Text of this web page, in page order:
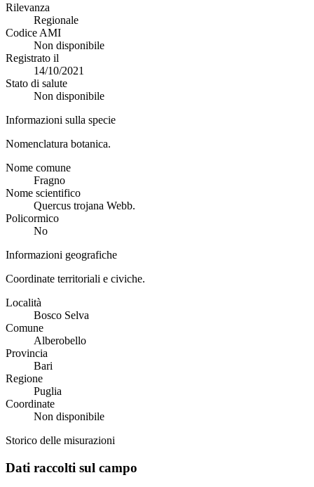
Rilevanza
Regionale
Codice AMI
Non disponibile
Registrato il
14/10/2021
Stato di salute
Non disponibile
Informazioni sulla specie
Nomenclatura botanica.
Nome comune
Fragno
Nome scientifico
Quercus trojana Webb.
Policormico
No
Informazioni geografiche
Coordinate territoriali e civiche.
Località
Bosco Selva
Comune
Alberobello
Provincia
Bari
Regione
Puglia
Coordinate
Non disponibile
Storico delle misurazioni
Dati raccolti sul campo